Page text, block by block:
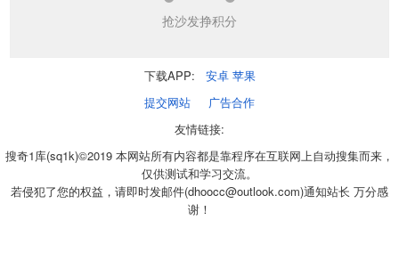
抢沙发挣积分
下载APP: 安卓 苹果
提交网站
广告合作
友情链接:
搜奇1库(sq1k)©2019 本网站所有内容都是靠程序在互联网上自动搜集而来，
仅供测试和学习交流。
若侵犯了您的权益，请即时发邮件(dhoocc@outlook.com)通知站长 万分感
谢！